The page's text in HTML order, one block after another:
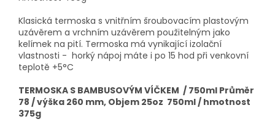
Klasická termoska s vnitřním šroubovacím plastovým
uzávěrem a vrchním uzávěrem použitelným jako
kelímek na pití. Termoska má vynikající izolační
vlastnosti - horký nápoj máte i po 15 hod při venkovní
teplotě +5°C
TERMOSKA S BAMBUSOVÝM VÍČKEM / 750ml Průměr
78 / výška 260 mm, Objem 25oz 750ml / hmotnost
375g